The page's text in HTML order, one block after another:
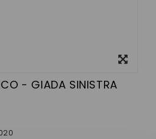
- GIADA SINISTRA